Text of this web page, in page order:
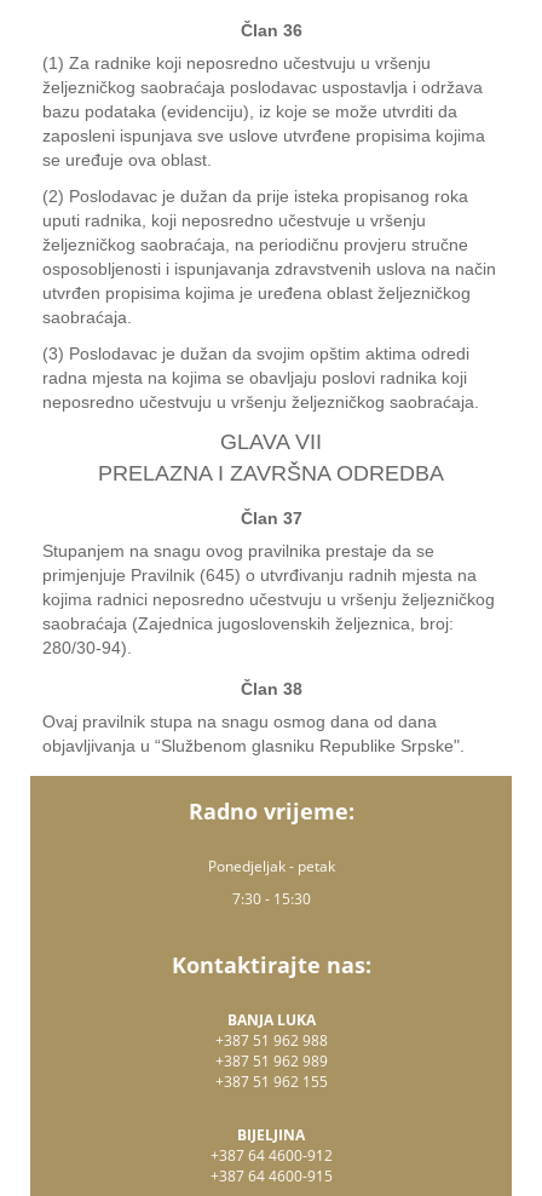
Član 36
(1) Za radnike koji neposredno učestvuju u vršenju
željezničkog saobraćaja poslodavac uspostavlja i održava
bazu podataka (evidenciju), iz koje se može utvrditi da
zaposleni ispunjava sve uslove utvrđene propisima kojima
se uređuje ova oblast.
(2) Poslodavac je dužan da prije isteka propisanog roka
uputi radnika, koji neposredno učestvuje u vršenju
željezničkog saobraćaja, na periodičnu provjeru stručne
osposobljenosti i ispunjavanja zdravstvenih uslova na način
utvrđen propisima kojima je uređena oblast željezničkog
saobraćaja.
(3) Poslodavac je dužan da svojim opštim aktima odredi
radna mjesta na kojima se obavljaju poslovi radnika koji
neposredno učestvuju u vršenju željezničkog saobraćaja.
GLAVA VII
PRELAZNA I ZAVRŠNA ODREDBA
Član 37
Stupanjem na snagu ovog pravilnika prestaje da se
primjenjuje Pravilnik (645) o utvrđivanju radnih mjesta na
kojima radnici neposredno učestvuju u vršenju željezničkog
saobraćaja (Zajednica jugoslovenskih željeznica, broj:
280/30-94).
Član 38
Ovaj pravilnik stupa na snagu osmog dana od dana
objavljivanja u “Službenom glasniku Republike Srpske".
Radno vrijeme:
Ponedjeljak - petak
7:30 - 15:30
Kontaktirajte nas:
BANJA LUKA
+387 51 962 988
+387 51 962 989
+387 51 962 155
BIJELJINA
+387 64 4600-912
+387 64 4600-915